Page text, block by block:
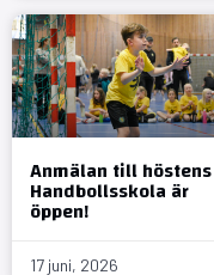
Anmälan till höstens
Handbollsskola är
öppen!
17 juni, 2026